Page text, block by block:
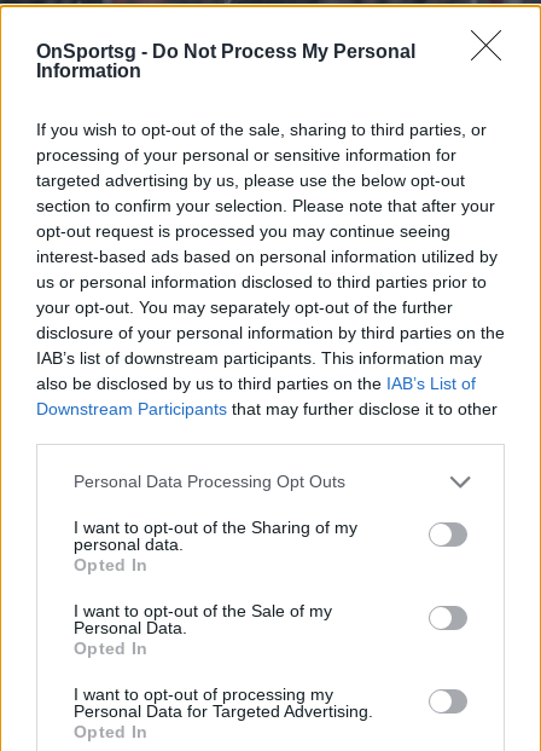
OnSportsg - Do Not Process My Personal
Information
If you wish to opt-out of the sale, sharing to third parties, or
processing of your personal or sensitive information for
targeted advertising by us, please use the below opt-out
section to confirm your selection. Please note that after your
opt-out request is processed you may continue seeing
interest-based ads based on personal information utilized by
us or personal information disclosed to third parties prior to
your opt-out. You may separately opt-out of the further
disclosure of your personal information by third parties on the
IAB’s list of downstream participants. This information may
also be disclosed by us to third parties on the IAB’s List of
Downstream Participants that may further disclose it to other
Personal Data Processing Opt Outs
I want to opt-out of the Sharing of my
personal data.
Opted In
I want to opt-out of the Sale of my
Personal Data.
Opted In
I want to opt-out of processing my
Personal Data for Targeted Advertising.
Opted In
Η viral φωτογραφία για τις κακές σχέσεις του
Εμπαπέ με τους Νεϊμάρ και Μέσι
(photo+video)
Καζάνι έτοιμο να εκραγεί μοιάζει η Παρί Σεν Ζερμέν,
λόγω των σχέσεων ανάμεσα στον Κιλιάν Εμπαπέ και
τους Νεϊμάρ και Λιονέλ Μέσι.
16 Αυγούστου 2022 18:00